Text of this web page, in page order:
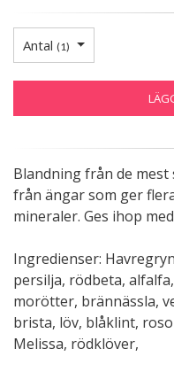
Antal (1)
Blandning från de
från ängar som ger
mineraler. Ges ihop
Ingredienser:
persilja, rödbeta,
morötter, brännässla,
brista, löv, blåklint,
Melissa, rödklöver,